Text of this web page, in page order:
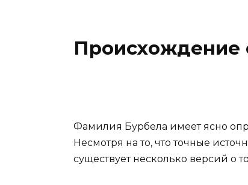
Происхождение
Фамилия Бурбела имеет ясно
Несмотря на то, что точные
существует несколько версий о